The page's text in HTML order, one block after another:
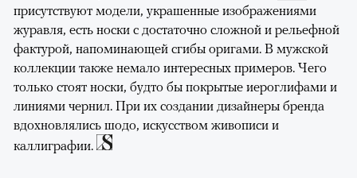
присутствуют модели, украшенные изображениями
журавля, есть носки с достаточно сложной и рельефной
фактурой, напоминающей сгибы оригами. В мужской
коллекции также немало интересных примеров. Чего
только стоят носки, будто бы покрытые иероглифами и
линиями чернил. При их создании дизайнеры бренда
вдохновлялись шодо, искусством живописи и
каллиграфии.